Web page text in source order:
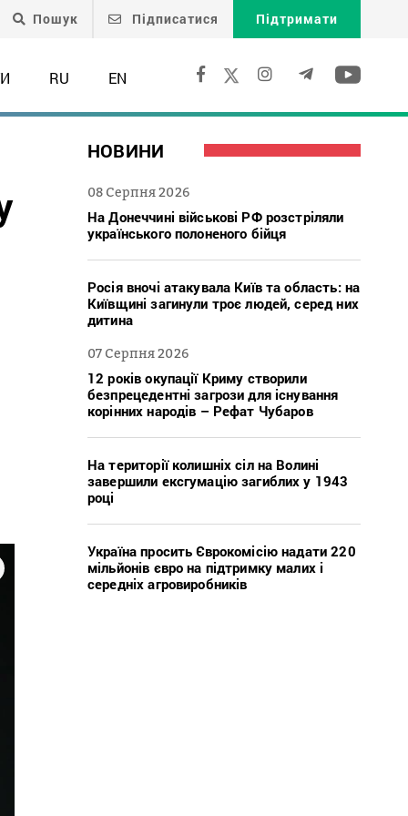
Пошук Підписатися Підтримати
RU EN
НОВИНИ
08 Серпня 2026
На Донеччині військові РФ розстріляли
українського полоненого бійця
Росія вночі атакувала Київ та область: на
Київщині загинули троє людей, серед них
дитина
07 Серпня 2026
12 років окупації Криму створили
безпрецедентні загрози для існування
корінних народів – Рефат Чубаров
На території колишніх сіл на Волині
завершили ексгумацію загиблих у 1943
році
Україна просить Єврокомісію надати 220
мільйонів євро на підтримку малих і
середніх агровиробників